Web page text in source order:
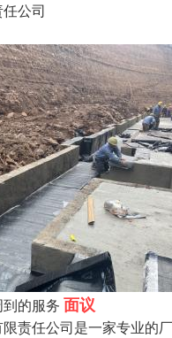
公司
的服务 面议
责任公司是一家专业的